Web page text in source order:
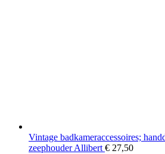
Vintage badkameraccessoires;
zeephouder Allibert € 27,50